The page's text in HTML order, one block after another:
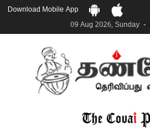
Download Mobile App
09 Aug 2026, Sunday